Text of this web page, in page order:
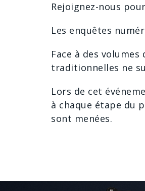
Rejoignez-nous
Les enquêtes
Face à des
traditionnelles ne
Lors de cet
à chaque étape du
sont menées.